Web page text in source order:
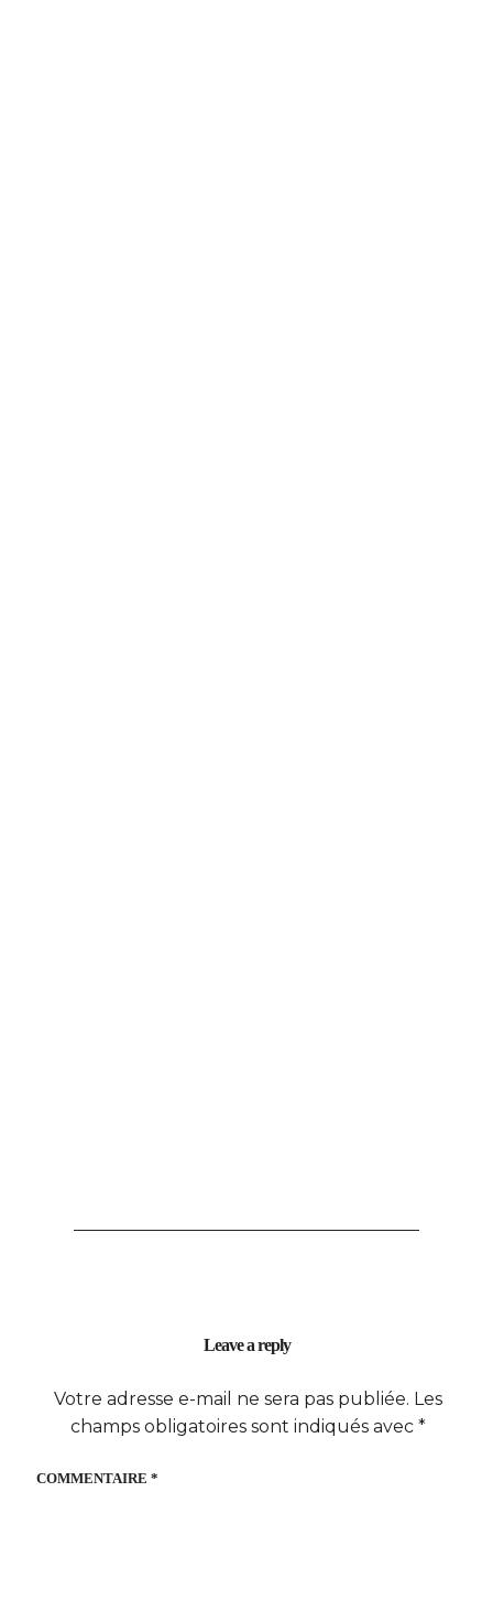
Leave a reply
Votre adresse e-mail ne sera pas publiée. Les
champs obligatoires sont indiqués avec *
COMMENTAIRE *